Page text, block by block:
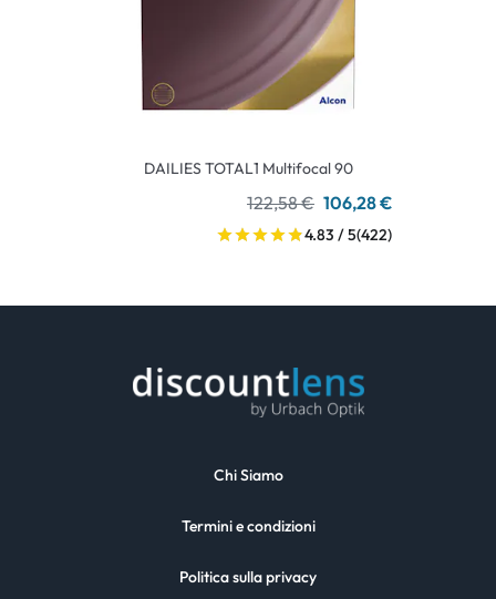
DAILIES TOTAL1 Multifocal 90
122,58 € 106,28 €
4.83 / 5(422)
Chi Siamo
Termini e condizioni
Politica sulla privacy